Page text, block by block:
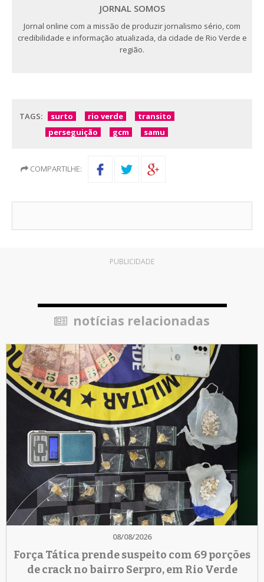
JORNAL SOMOS
Jornal online com a missão de produzir jornalismo sério, com
credibilidade e informação atualizada, da cidade de Rio Verde e
região.
TAGS: surto rio verde
transito
perseguição
gcm samu
COMPARTILHE:
PUBLICIDADE
notícias relacionadas
08/08/2026
Força Tática prende suspeito com 69 porções
de crack no bairro Serpro, em Rio Verde